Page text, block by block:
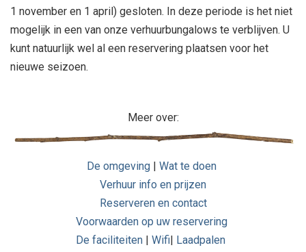
1 november en 1 april) gesloten. In deze periode is het niet
mogelijk in een van onze verhuurbungalows te verblijven. U
kunt natuurlijk wel al een reservering plaatsen voor het
nieuwe seizoen.
Meer over:
De omgeving
Wat te doen
Verhuur info en prijzen
Reserveren en contact
Voorwaarden op uw reservering
De faciliteiten| Wifi|
Laadpalen